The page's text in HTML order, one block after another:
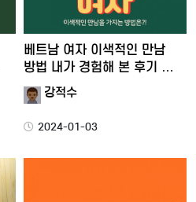
베트남 여자 이색적인 만남
방법 내가 경험해 본 후기 …
강적수
2024-01-03